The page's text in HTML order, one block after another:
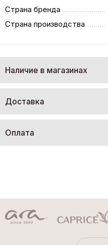
Страна бренда
Страна производства
Наличие в магазинах
Доставка
Оплата